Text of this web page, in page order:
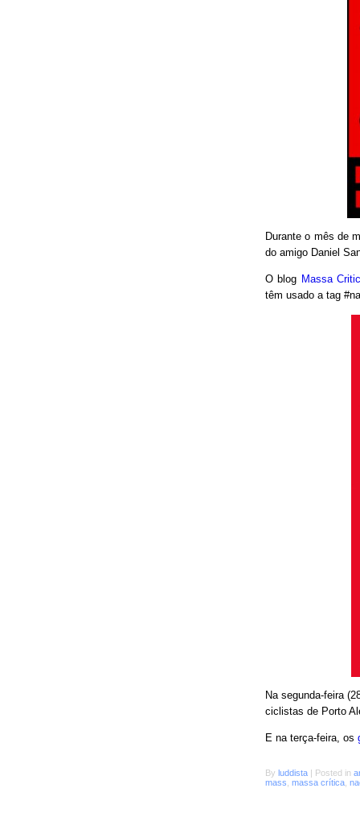
Durante o mês de
do amigo Daniel
O blog Massa
têm usado a tag
Na segunda-feira
ciclistas de Porto
E na terça-feira, os
By luddista | Posted in
mass massa crítica